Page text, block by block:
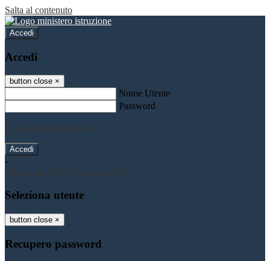
Salta al contenuto
Accedi
Accedi
button close ×
Nome Utente
Password
Password dimenticata?
-
Entra con SPID
Entra con CIE
Seleziona utente
button close ×
Recupero password